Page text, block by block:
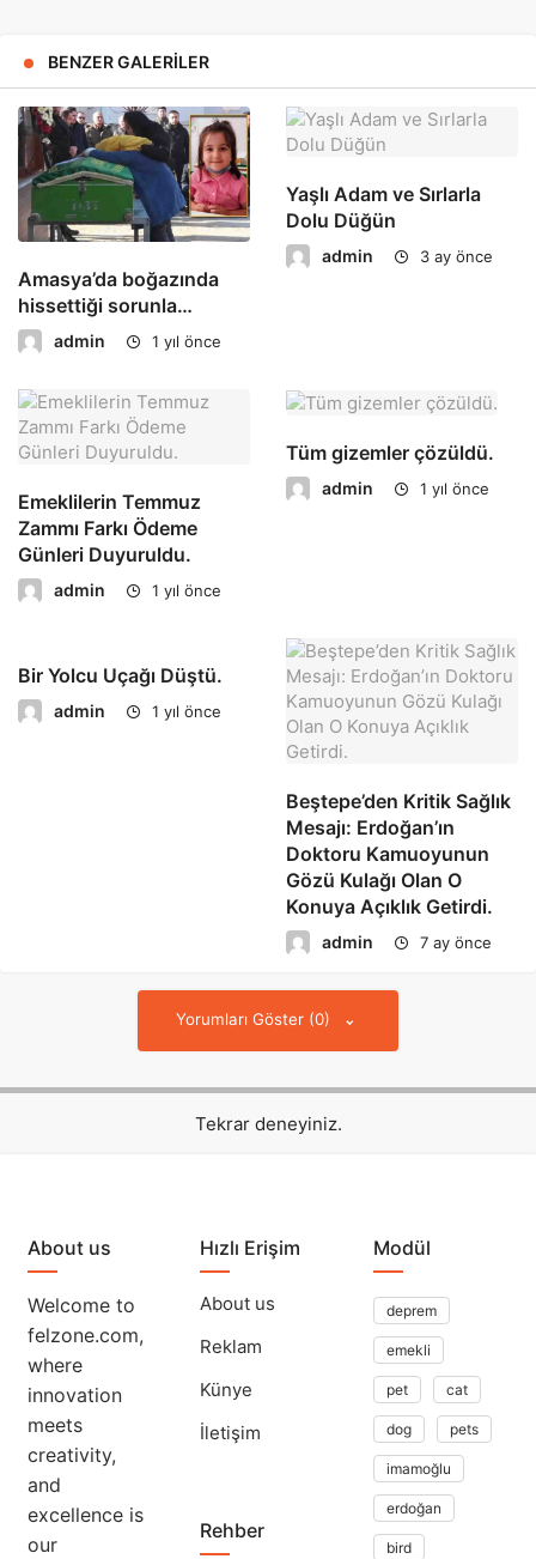
BENZER GALERILER
Amasya’da boğazında
hissettiği sorunla…
admin 1 yıl önce
Yaşlı Adam ve Sırlarla
Dolu Düğün
admin 3 ay önce
Emeklilerin Temmuz
Zammı Farkı Ödeme
Günleri Duyuruldu.
admin 1 yıl önce
Tüm gizemler çözüldü.
admin 1 yıl önce
Bir Yolcu Uçağı Düştü.
admin 1 yıl önce
Beştepe’den Kritik Sağlık
Mesajı: Erdoğan’ın
Doktoru Kamuoyunun
Gözü Kulağı Olan O
Konuya Açıklık Getirdi.
admin 7 ay önce
Yorumları Göster (0)
Tekrar deneyiniz.
About us
Welcome to
felzone.com,
where
innovation
meets
creativity,
and
excellence is
our
Hızlı Erişim
About us
Reklam
Künye
İletişim
Rehber
Modül
deprem
emekli
pet cat
dog pets
imamoğlu
erdoğan
bird